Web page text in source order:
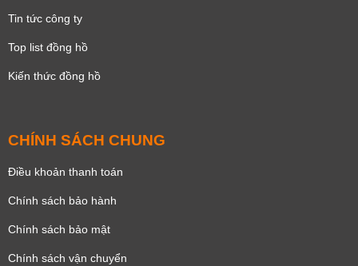
Tin tức công ty
Top list đồng hồ
Kiến thức đồng hồ
CHÍNH SÁCH CHUNG
Điều khoản thanh toán
Chính sách bảo hành
Chính sách bảo mật
Chính sách vận chuyển